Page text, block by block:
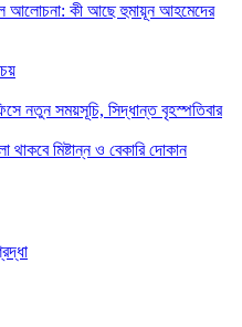
আলোচনা: কী আছে হুমায়ূন আহমেদের
নতুন সময়সূচি, সিদ্ধান্ত বৃহস্পতিবার
থাকবে মিষ্টান্ন ও বেকারি দোকান